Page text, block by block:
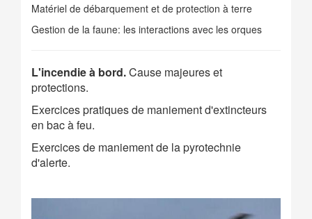
Matériel de débarquement et de protection à terre
Gestion de la faune: les interactions avec les orques
L'incendie à bord.Cause majeures et
protections.
Exercices pratiques de maniement d'extincteurs
en bac à feu.
Exercices de maniement de la pyrotechnie
d'alerte.